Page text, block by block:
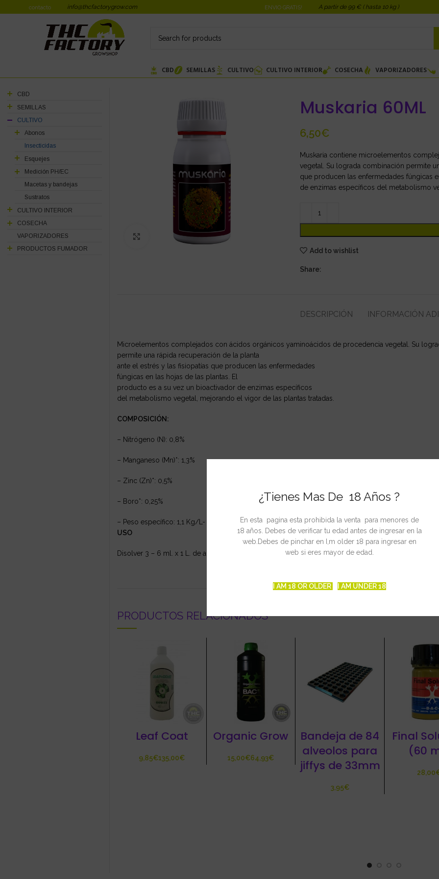
¿Tienes Mas De 18 Años ?
En esta pagina esta prohibida la venta para menores de
18 años. Debes de verificar tu edad antes de ingresar en la
web.Debes de pinchar en I,m older 18 para ingresar en
web si eres mayor de edad.
I AM 18 OR OLDER I AM UNDER 18
contacto info@thcfactorygrow.com ENVIO GRATIS! A partir de 99 € ( hasta 10 kg )
CBD SEMILLAS CULTIVO CULTIVO INTERIOR COSECHA VAPORIZADORES
Click to enlarge
Muskaria 60ML
€
Muskaria contiene microelementos
vegetal. Su lograda combinación permite
que producen las enfermedades fúngicas
de enzimas específicos del metabolismo
Add to wishlist
Share:
DESCRIPCIÓN INFORMACIÓN
Microelementos complejados con ácidos orgánicos yaminoácidos de procedencia vegetal. Su
permite una rápida recuperación de la planta
ante el estrés y las fisiopatías que producen las enfermedades
fúngicas en las hojas de las plantas. El
producto es a su vez un bioactivador de enzimas específicos
del metabolismo vegetal, mejorando el vigor de las plantas tratadas.
COMPOSICIÓN:
– Nitrógeno (N): 0,8%
– Manganeso (Mn)*: 1,3%
– Zinc (Zn)*: 0,5%
– Boro*: 0,25%
– Peso específico: 1,1 Kg/L- H: 4,2
USO
Disolver 3 – 6 ml. x 1 L. de agua y pulverizar o regar.
PRODUCTOS RELACIONADOS
Leaf Coat
€ €
Organic Grow
€ €
Bandeja de 84
alveolos para
jiffys de 33mm
€
Final
(60
CBD
SEMILLAS
CULTIVO
Abonos
Insecticidas
Esquejes
Medición PH/EC
Macetas y bandejas
Sustratos
CULTIVO INTERIOR
COSECHA
VAPORIZADORES
PRODUCTOS FUMADOR